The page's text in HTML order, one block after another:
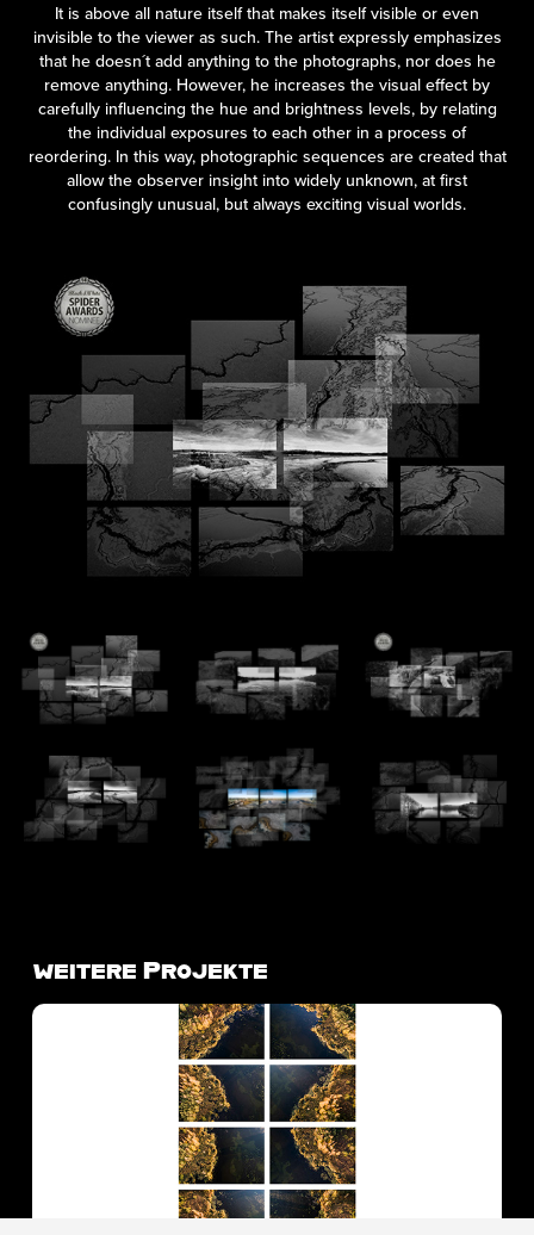
It is above all nature itself that makes itself visible or even
invisible to the viewer as such. The artist expressly emphasizes
that he doesn´t add anything to the photographs, nor does he
remove anything. However, he increases the visual effect by
carefully influencing the hue and brightness levels, by relating
the individual exposures to each other in a process of
reordering. In this way, photographic sequences are created that
allow the observer insight into widely unknown, at first
confusingly unusual, but always exciting visual worlds.
weitere Projekte
Lakeshore Operations | Fall Series #07